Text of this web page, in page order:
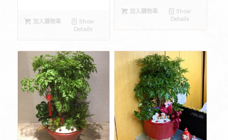
加入購物車
Show
Details
加入購物車
Show
Details